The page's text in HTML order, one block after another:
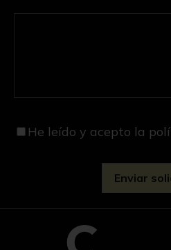
He leído y acepto la